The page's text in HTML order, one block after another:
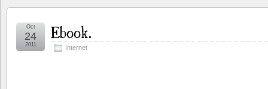
Ebook.
Internet
Oct
24
2011